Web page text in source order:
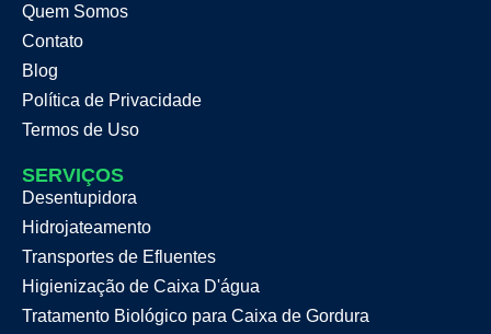
Quem Somos
Contato
Blog
Política de Privacidade
Termos de Uso
SERVIÇOS
Desentupidora
Hidrojateamento
Transportes de Efluentes
Higienização de Caixa D'água
Tratamento Biológico para Caixa de Gordura